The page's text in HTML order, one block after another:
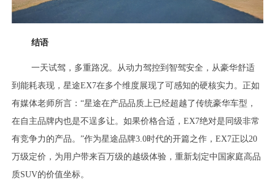
结语
一天试驾，多重路况。从动力驾控到智驾安全，从豪华舒适
到能耗表现，星途EX7在多个维度展现了可感知的硬核实力。正如
有媒体老师所言：“星途在产品品质上已经超越了传统豪华车型，
在自主品牌内也是不逞多让。如果价格合适，EX7绝对是同级非常
有竞争力的产品。”作为星途品牌3.0时代的开篇之作，EX7正以20
万级定价，为用户带来百万级的越级体验，重新划定中国家庭高品
质SUV的价值坐标。